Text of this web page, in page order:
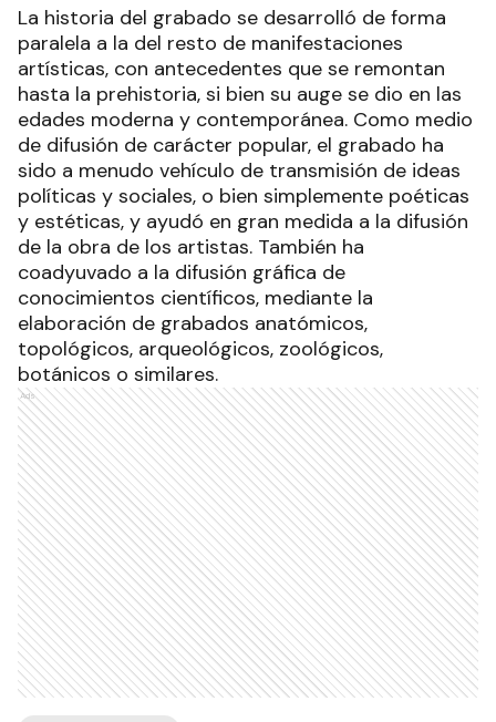
La historia del grabado se desarrolló de forma
paralela a la del resto de manifestaciones
artísticas, con antecedentes que se remontan
hasta la prehistoria, si bien su auge se dio en las
edades moderna y contemporánea. Como medio
de difusión de carácter popular, el grabado ha
sido a menudo vehículo de transmisión de ideas
políticas y sociales, o bien simplemente poéticas
y estéticas, y ayudó en gran medida a la difusión
de la obra de los artistas. También ha
coadyuvado a la difusión gráfica de
conocimientos científicos, mediante la
elaboración de grabados anatómicos,
topológicos, arqueológicos, zoológicos,
botánicos o similares.
Ads